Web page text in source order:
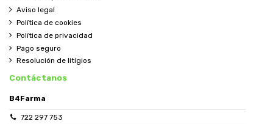
Aviso legal
Política de cookies
Política de privacidad
Pago seguro
Resolución de litígios
Contáctanos
B4Farma
722 297 753